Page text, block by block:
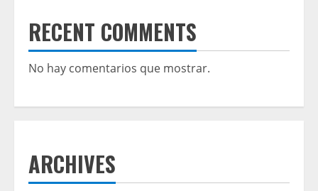
RECENT COMMENTS
No hay comentarios que mostrar.
ARCHIVES